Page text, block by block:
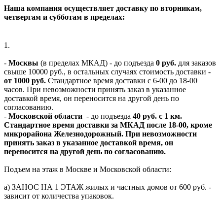
Наша компания осуществляет доставку по вторникам,
четвергам и субботам в пределах:
1.
- Москвы (в пределах МКАД) - до подъезда 0 руб. для заказов
свыше 10000 руб., в остальных случаях стоимость доставки -
от 1000 руб. Стандартное время доставки с 6-00 до 18-00
часов. При невозможности принять заказ в указанное
доставкой время, он переносится на другой день по
согласованию.
- Московской области - до подъезда 40 руб. с 1 км.
Стандартное время доставки за МКАД после 18-00, кроме
микрорайона Железнодорожный. При невозможности
принять заказ в указанное доставкой время, он
переносится на другой день по согласованию.
Подъем на этаж в Москве и Московской области:
а) ЗАНОС НА 1 ЭТАЖ жилых и частных домов от 600 руб. -
зависит от количества упаковок.